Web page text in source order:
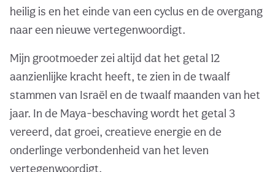
heilig is en het einde van een cyclus en de overgang
naar een nieuwe vertegenwoordigt.
Mijn grootmoeder zei altijd dat het getal 12
aanzienlijke kracht heeft, te zien in de twaalf
stammen van Israël en de twaalf maanden van het
jaar. In de Maya-beschaving wordt het getal 3
vereerd, dat groei, creatieve energie en de
onderlinge verbondenheid van het leven
vertegenwoordigt.